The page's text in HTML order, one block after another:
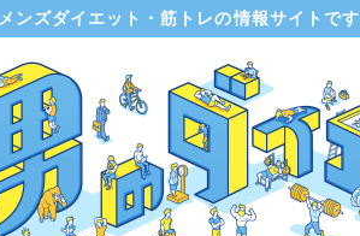
メンズダイエット・筋トレの情報サイトで